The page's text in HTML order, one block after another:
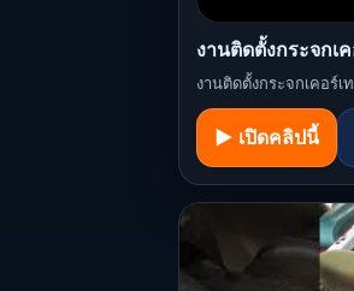
งานติดตั้งกระจกเ
งานติดตั้งกระจกเคอร์
▶ เปิดคลิปนี้